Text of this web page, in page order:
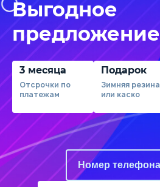
Выгодное
предложение
3 месяца
Отсрочки по
платежам
Подарок
Зимняя резина
или каско